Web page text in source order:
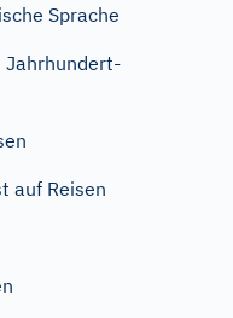
Sprache
Jahrhundert-
auf Reisen